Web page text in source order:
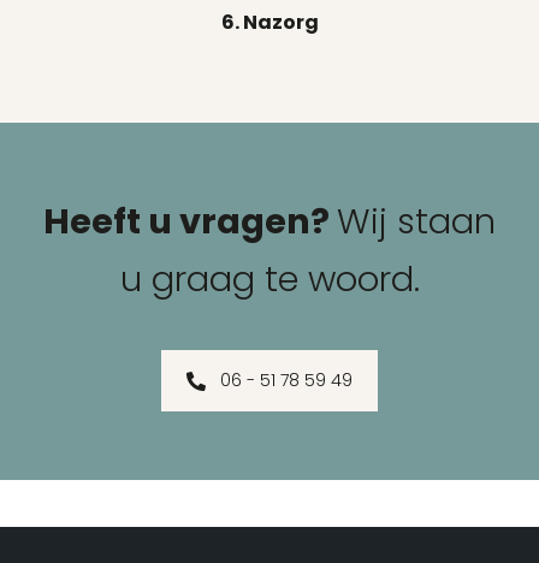
6. Nazorg
Heeft u vragen? Wij staan
u graag te woord.
06 - 51 78 59 49